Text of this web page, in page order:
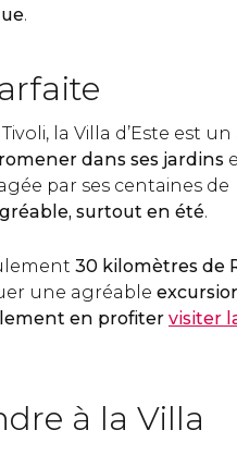
.
la Villa d’Este est
dans ses jardins
par ses centaines de
surtout en été.
30 kilomètres de
une agréable
en profiter visiter
à la Villa